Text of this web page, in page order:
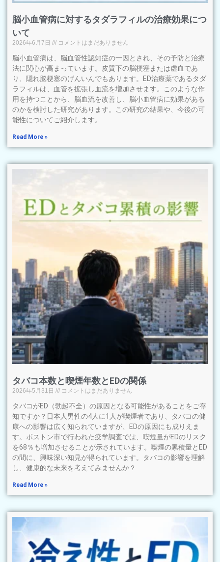
脳小血管病に対するタダラフィルの治療効果につ
いて
2026年6月7日 コメントはまだありません
脳小血管病は、脳血管性認知症の一因とされ、その予防と治療
法に関心が高まっています。皮質下の脳梗塞または虚血であ
り、隠れ脳梗塞のげんいんでもあります。ED治療薬であるタダ
ラフィルは、血管を拡張し血流を増加させます。このような作
用を持つことから、脳血流を改善し、脳小血管病に効果がある
のかを検討した研究があります。この研究の結果や、今後の可
能性についてご紹介します。
Read More »
タバコ本数と喫煙年数とEDの関係
2026年5月31日 コメントはまだありません
タバコがED（勃起不全）の原因となる可能性があることをご存
知ですか？日本人男性の4人に1人が喫煙者であり、タバコの健
康への影響は広く知られていますが、EDの原因にも成りえま
す。ボストン市で行われた疫学調査では、喫煙量がEDのリスク
を68％も増加させることが示されています。喫煙の累積量とED
の間に、興味深い知見が得られています。タバコの影響を理解
し、健康的な未来を考えてみませんか？
Read More »